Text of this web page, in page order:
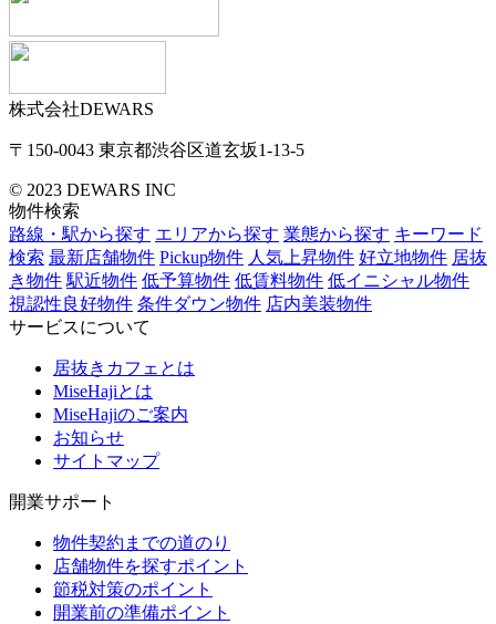
株式会社DEWARS
〒150-0043 東京都渋谷区道玄坂1-13-5
© 2023 DEWARS INC
物件検索
路線・駅から探す エリアから探す 業態から探す キーワード
検索 最新店舗物件 Pickup物件 人気上昇物件 好立地物件 居抜
き物件 駅近物件 低予算物件 低賃料物件 低イニシャル物件
視認性良好物件 条件ダウン物件 店内美装物件
サービスについて
居抜きカフェとは
MiseHajiとは
MiseHajiのご案内
お知らせ
サイトマップ
開業サポート
物件契約までの道のり
店舗物件を探すポイント
節税対策のポイント
開業前の準備ポイント